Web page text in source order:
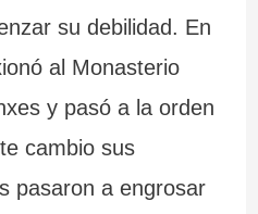
su debilidad. En
al Monasterio
y pasó a la orden
cambio sus
pasaron a engrosar